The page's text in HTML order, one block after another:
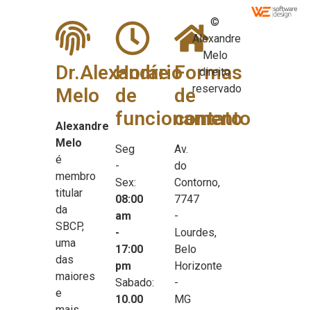
Dr.Alexandre
Melo
Alexandre
Melo
é
membro
titular
da
SBCP,
uma
das
maiores
e
Horário
de
funcionamento
Seg
-
Sex:
08:00
am
-
17:00
pm
Sabado:
10.00
Formas
de
contato
Av.
do
Contorno,
7747
-
Lourdes,
Belo
Horizonte
-
MG
©
Alexandre
Melo
direito
reservado